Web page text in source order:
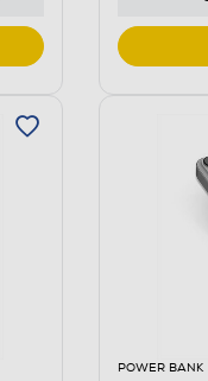
POWER BANK